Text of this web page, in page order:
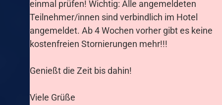
einmal prüfen! Wichtig: Alle angemeldeten
Teilnehmer/innen sind verbindlich im Hotel
angemeldet. Ab 4 Wochen vorher gibt es keine
kostenfreien Stornierungen mehr!!!
Genießt die Zeit bis dahin!
Viele Grüße